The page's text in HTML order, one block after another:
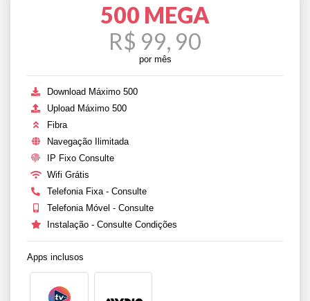
500 MEGA
R$ 99, 90
por mês
Download Máximo 500
Upload Máximo 500
Fibra
Navegação Ilimitada
IP Fixo Consulte
Wifi Grátis
Telefonia Fixa - Consulte
Telefonia Móvel - Consulte
Instalação - Consulte Condições
Apps inclusos